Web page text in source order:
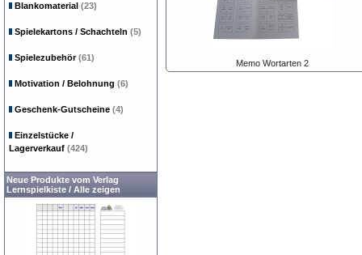
Memo Wortarten 2
Blankomaterial (23)
Spielekartons / Schachteln (5)
Spielezubehör(61)
Motivation / Belohnung (6)
Geschenk-Gutscheine (4)
Einzelstücke /
Lagerverkauf (424)
Neue Produkte vom Verlag
Lernspielkiste / Alle zeigen